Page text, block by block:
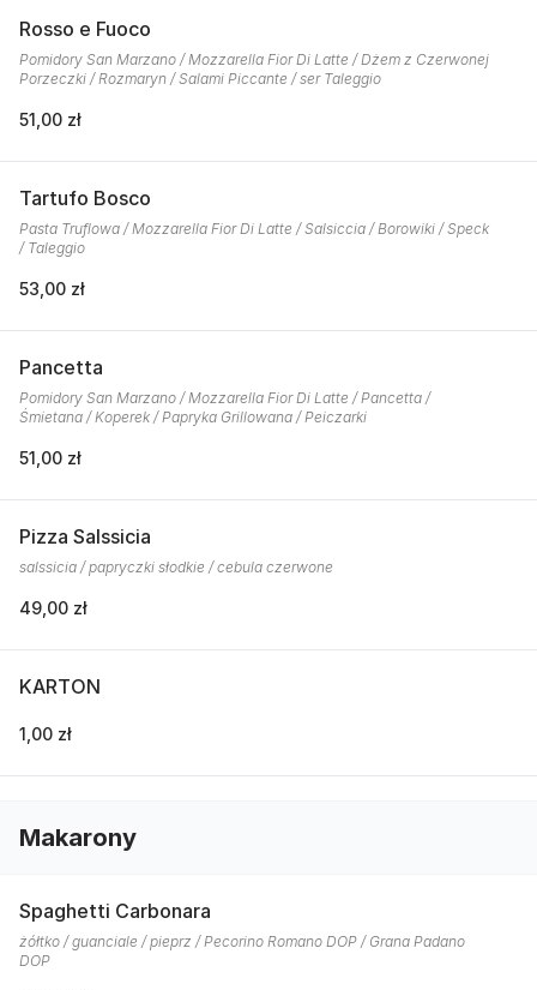
Rosso e Fuoco
Pomidory San Marzano / Mozzarella Fior Di Latte / Dżem z Czerwonej
Porzeczki / Rozmaryn / Salami Piccante / ser Taleggio
51,00 zł
Tartufo Bosco
Pasta Truflowa / Mozzarella Fior Di Latte / Salsiccia / Borowiki / Speck
/ Taleggio
53,00 zł
Pancetta
Pomidory San Marzano / Mozzarella Fior Di Latte / Pancetta /
Śmietana / Koperek / Papryka Grillowana / Peiczarki
51,00 zł
Pizza Salssicia
salssicia / papryczki słodkie / cebula czerwone
49,00 zł
KARTON
1,00 zł
Makarony
Spaghetti Carbonara
żółtko / guanciale / pieprz / Pecorino Romano DOP / Grana Padano
DOP